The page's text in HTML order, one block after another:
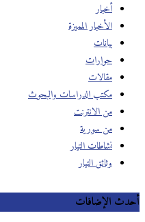
أخبار
الأخبار المميزة
بيانات
حوارات
مقالات
مكتب الدراسات والبحوث
من الانترنت
من سورية
نشاطات التيار
وثائق التيار
أحدث الإضافات